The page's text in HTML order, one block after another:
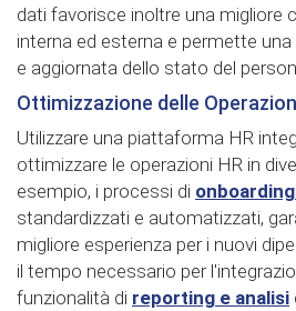
dati favorisce inoltre una migliore
interna ed esterna e permette
e aggiornata dello stato del
Ottimizzazione delle
Utilizzare una piattaforma HR
ottimizzare le operazioni HR in
esempio, i processi di onboarding
standardizzati e automatizzati,
migliore esperienza per i nuovi
il tempo necessario per
funzionalità di reporting e analisi